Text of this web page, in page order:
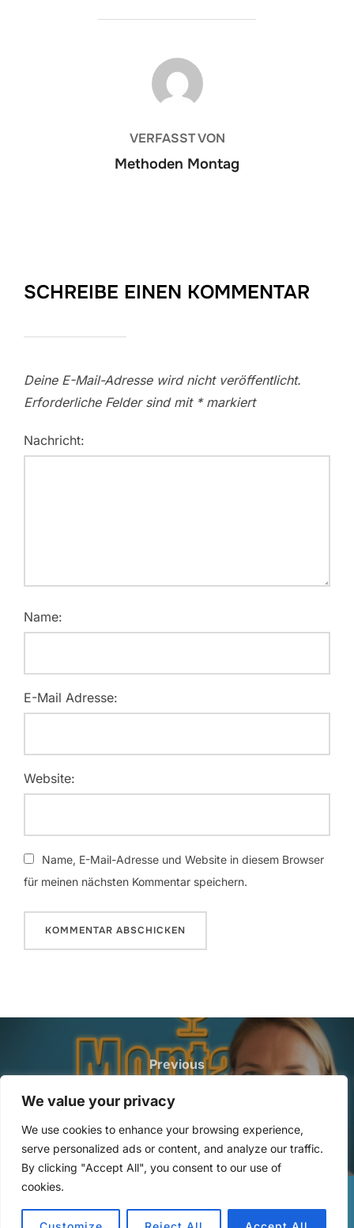
We value your privacy
We use cookies to enhance your browsing experience,
serve personalized ads or content, and analyze our traffic.
By clicking "Accept All", you consent to our use of
cookies.
BEITRAGSAUTOR
VERFASST VON
Methoden Montag
SCHREIBE EINEN KOMMENTAR
Deine E-Mail-Adresse wird nicht veröffentlicht.
Erforderliche Felder sind mit *markiert
Nachricht:
Name:
E-Mail Adresse:
Website:
Name, E-Mail-Adresse und Website in diesem Browser
für meinen nächsten Kommentar speichern.
Beitragsnavigation
Previous
Previous
8: Schweigend ankommen mit
Freya Greskowiak